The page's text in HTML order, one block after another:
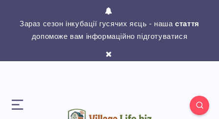
Зараз сезон інкубації гусячих яєць - нашастаття
допоможе вам інформаційно підготуватися